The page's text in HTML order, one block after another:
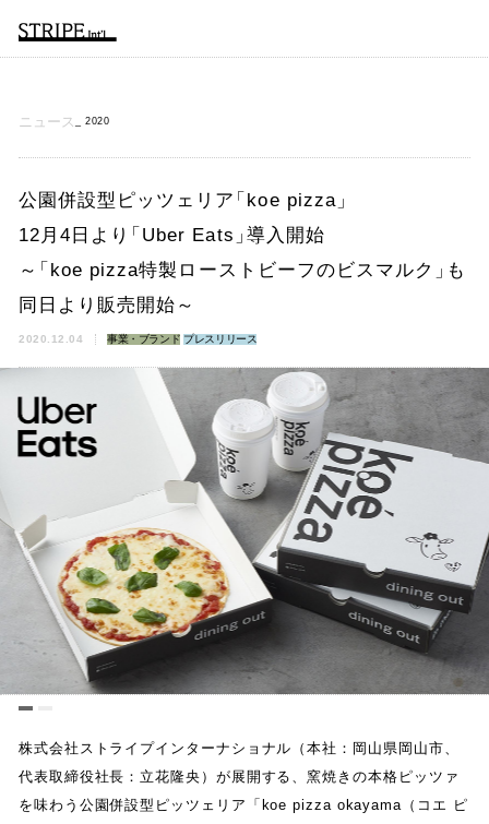
ニュース 2020
公園併設型ピッツェリア「 koe pizza」
12月4日より「 Uber Eats 」導入開始
～「 koe pizza特製ローストビーフのビスマルク 」も
同日より販売開始～
2020.12.04 事業・ブランド プレスリリース
株式会社ストライプインターナショナル （本社 ： 岡山県岡山市、
代表取締役社長 ： 立花隆央 ） が展開する 、 窯焼きの本格ピッツァ
を味わう公園併設型ピッツェリア 「 koe pizza okayama （ コエ ピ